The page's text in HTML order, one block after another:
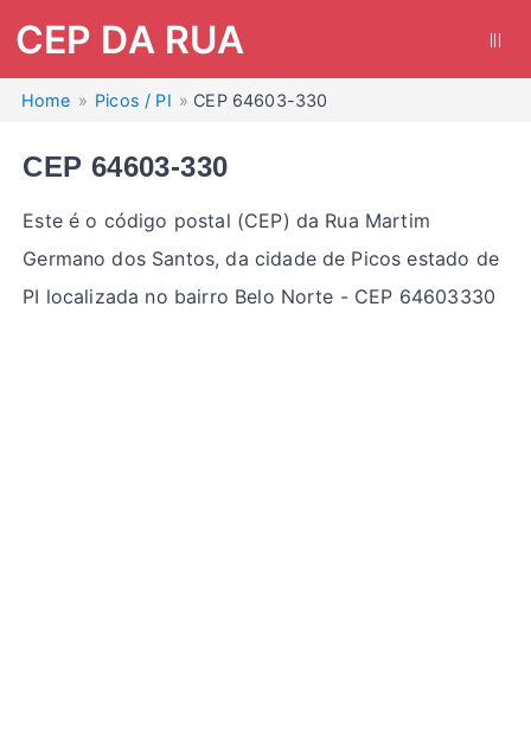
CEP DA RUA
Home Picos / PI CEP 64603-330
CEP 64603-330
Este é o código postal (CEP) da Rua Martim
Germano dos Santos, da cidade de Picos estado de
PI localizada no bairro Belo Norte - CEP 64603330